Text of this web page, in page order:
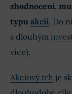
zhodnocení,
typu akcií. Do
s dlouhým
více).
Akciový trh je